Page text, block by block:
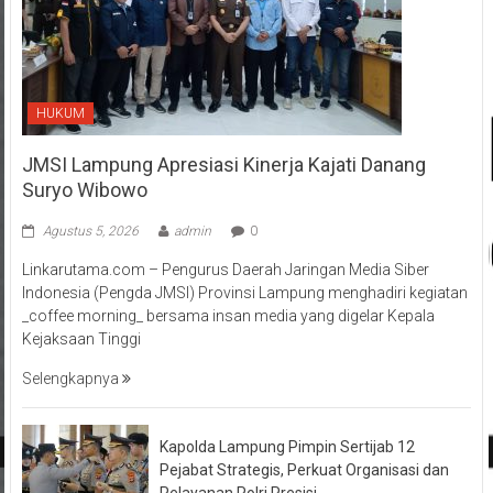
HUKUM
JMSI Lampung Apresiasi Kinerja Kajati Danang
Suryo Wibowo
Agustus 5, 2026 admin 0
Linkarutama.com – Pengurus Daerah Jaringan Media Siber
Indonesia (Pengda JMSI) Provinsi Lampung menghadiri kegiatan
_coffee morning_ bersama insan media yang digelar Kepala
Kejaksaan Tinggi
Selengkapnya
Kapolda Lampung Pimpin Sertijab 12
Pejabat Strategis, Perkuat Organisasi dan